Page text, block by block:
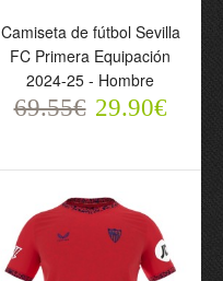
Camiseta de fútbol Sevilla
FC Primera Equipación
2024-25 - Hombre
Camiseta de fútbol Sevilla
FC Primera Equipación
2024-25 - Hombre
69.55€ 29.90€